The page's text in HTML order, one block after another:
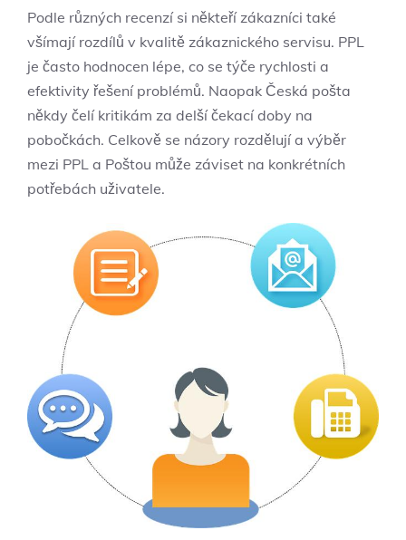
Podle různých recenzí si někteří zákazníci také
všímají rozdílů v kvalitě zákaznického servisu. PPL
je často hodnocen lépe, co se týče rychlosti a
efektivity řešení problémů. Naopak Česká pošta
někdy čelí kritikám za delší čekací doby na
pobočkách. Celkově se názory rozdělují a výběr
mezi PPL a Poštou může záviset na konkrétních
potřebách uživatele.